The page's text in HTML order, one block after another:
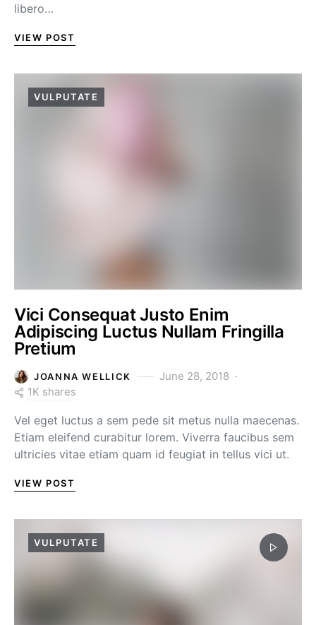
libero…
VIEW POST
VULPUTATE
Vici Consequat Justo Enim
Adipiscing Luctus Nullam Fringilla
Pretium
JOANNA WELLICK
June 28, 2018
1K shares
Vel eget luctus a sem pede sit metus nulla maecenas.
Etiam eleifend curabitur lorem. Viverra faucibus sem
ultricies vitae etiam quam id feugiat in tellus vici ut.
VIEW POST
VULPUTATE